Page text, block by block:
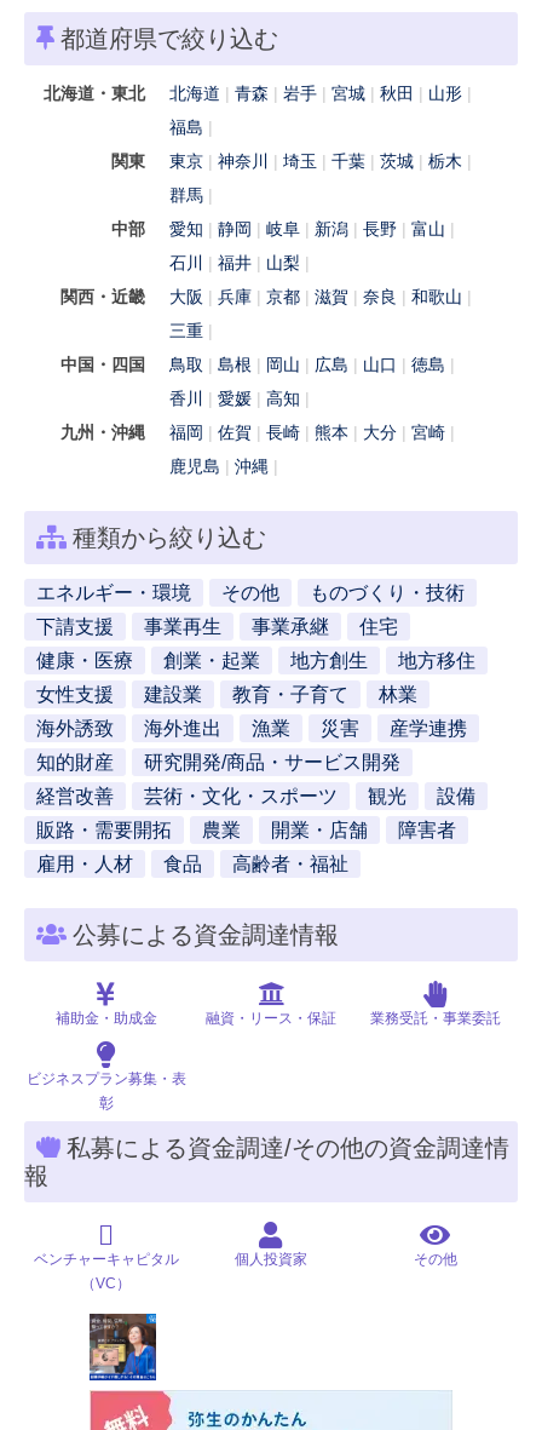
都道府県で絞り込む
北海道・東北 北海道 青森 岩手 宮城 秋田
山形
福島
関東
東京 神奈川 埼玉 千葉 茨城
栃木
群馬
中部
愛知 静岡 岐阜 新潟 長野
富山
石川
福井
山梨
関西・近畿
大阪 兵庫 京都 滋賀 奈良
和歌山
三重
中国・四国
鳥取 島根 岡山 広島 山口
徳島
香川
愛媛
高知
九州・沖縄
福岡 佐賀 長崎 熊本 大分
宮崎
鹿児島
沖縄
種類から絞り込む
エネルギー・環境 その他
ものづくり・技術
下請支援
事業再生 事業承継
住宅
健康・医療
創業・起業 地方創生
地方移住
女性支援
建設業 教育・子育て
林業
海外誘致
海外進出 漁業 災害
産学連携
知的財産
研究開発/商品・サービス開発
経営改善
芸術・文化・スポーツ 観光
設備
販路・需要開拓
農業 開業・店舗
障害者
雇用・人材
食品 高齢者・福祉
公募による資金調達情報
補助金・助成金 融資・リース・保証 業務受託・事業委託
ビジネスプラン募集・表
彰
私募による資金調達/その他の資金調達情
報
ベンチャーキャピタル
（VC）
個人投資家 その他